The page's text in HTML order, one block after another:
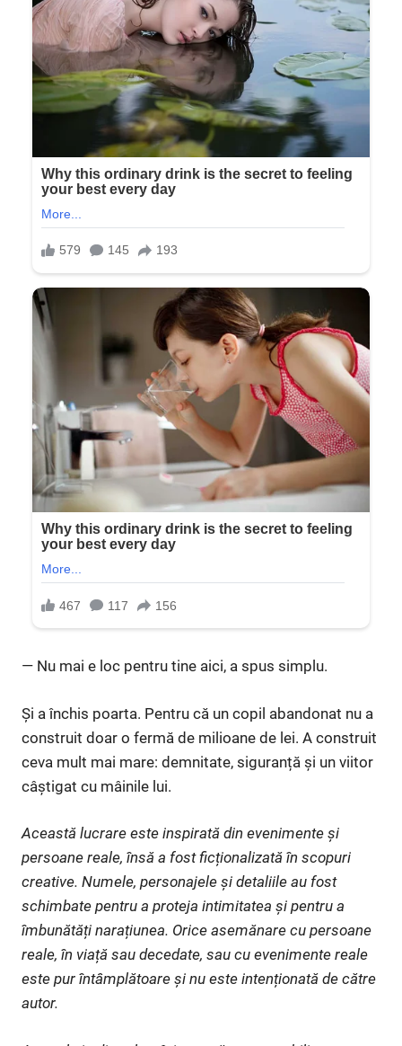
— Nu mai e loc pentru tine aici, a spus simplu.
Și a închis poarta. Pentru că un copil abandonat nu a
construit doar o fermă de milioane de lei. A construit
ceva mult mai mare: demnitate, siguranță și un viitor
câștigat cu mâinile lui.
Această lucrare este inspirată din evenimente și
persoane reale, însă a fost ficționalizată în scopuri
creative. Numele, personajele și detaliile au fost
schimbate pentru a proteja intimitatea și pentru a
îmbunătăți narațiunea. Orice asemănare cu persoane
reale, în viață sau decedate, sau cu evenimente reale
este pur întâmplătoare și nu este intenționată de către
autor.